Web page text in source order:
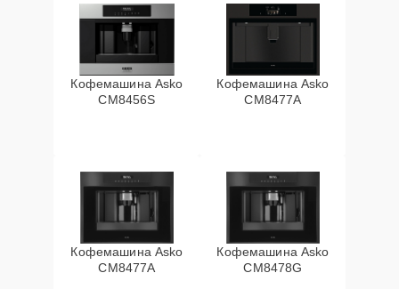
Кофемашина Asko
CM8456S
Кофемашина Asko
CM8477A
Кофемашина Asko
СМ8477А
Кофемашина Asko
CM8478G